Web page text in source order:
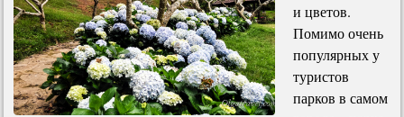
и цветов.
Помимо очень
популярных у
туристов
парков в самом